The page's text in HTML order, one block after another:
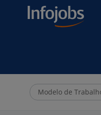
Modelo de